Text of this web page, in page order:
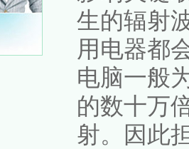
生的辐射
用电器都
电脑一般
的数十万
射。因此